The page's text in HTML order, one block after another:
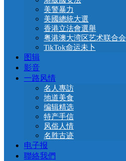
美警暴力
美國總統大選
香港立法會選舉
粤港澳大湾区艺术联合会
TikTok命运未卜
图辑
影音
一路风情
名人專訪
地道美食
编辑精选
特产手信
风俗人情
名胜古迹
电子报
聯絡我們